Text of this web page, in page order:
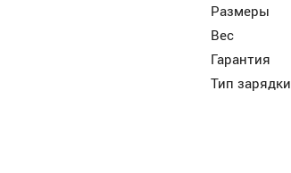
Размеры
Вес
Гарантия
Тип зарядки